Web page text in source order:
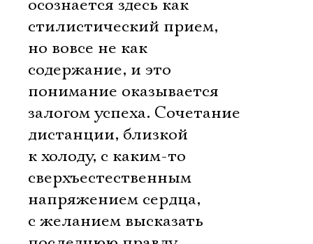
осознается здесь как
стилистический прием,
но вовсе не как
содержание, и это
понимание оказывается
залогом успеха. Сочетание
дистанции, близкой
к холоду, с каким-то
сверхъестественным
напряжением сердца,
с желанием высказать